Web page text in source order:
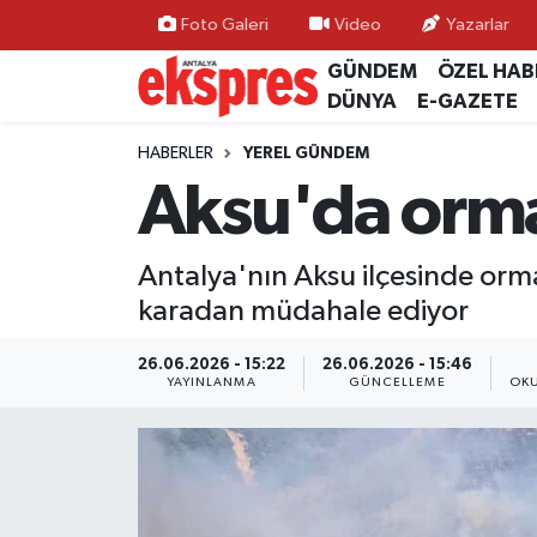
Foto Galeri Video Yazarlar
GÜNDEM ÖZEL
DÜNYA
E-GAZETE
HABERLER YEREL GÜNDEM
Aksu'da
Antalya'nın Aksu ilçesinde
karadan müdahale ediyor
26.06.2026 - 15:22
YAYINLANMA
26.06.2026 - 15:46
GÜNCELLEME
ÖZEL HABER
GÜNDEM
YEREL GÜNDEM
EKONOMİ
Nöbetçi Eczaneler
Hava Durumu
Trafik Durumu
Süper Lig Puan Durumu ve Fikstür
Haber Arşivi